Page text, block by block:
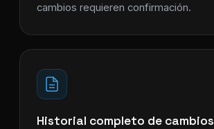
cambios requieren confirmación.
Historial completo de cambios